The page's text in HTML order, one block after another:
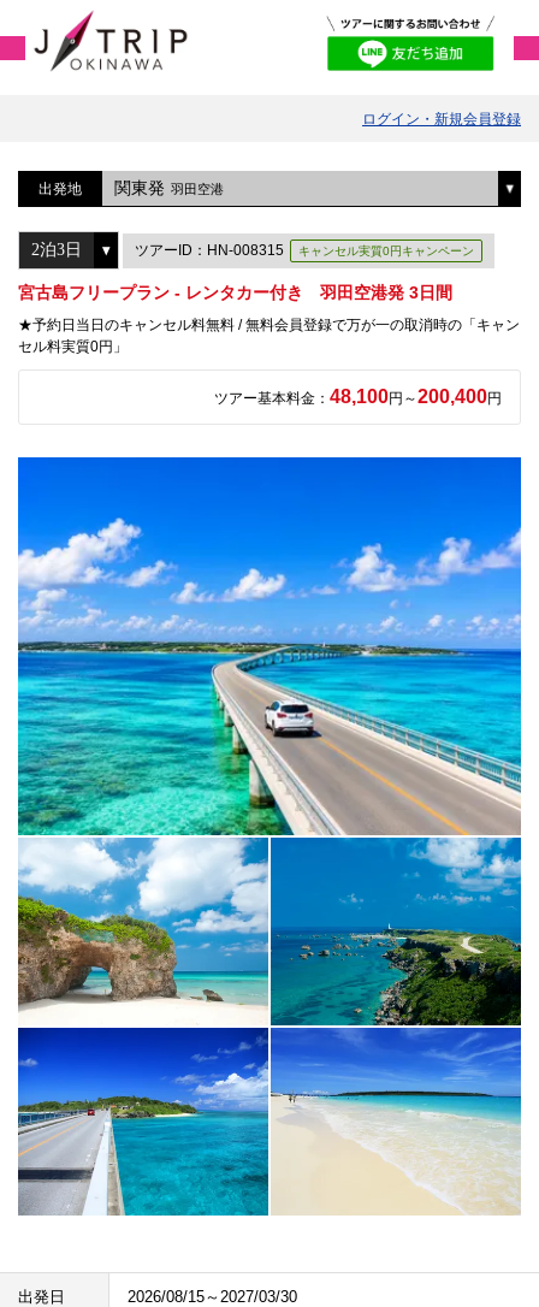
ログイン・新規会員登録
出発地 関東発 羽田空港
ツアーID：HN-008315 キャンセル実質0円キャンペーン
宮古島フリープラン - レンタカー付き 羽田空港発 3日間
★予約日当日のキャンセル料無料 / 無料会員登録で万が一の取消時の「キャン
セル料実質0円」
ツアー基本料金： 48,100円～200,400円
出発日 2026/08/15～2027/03/30